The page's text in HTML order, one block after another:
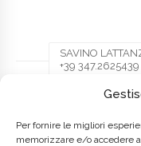
Per fornire le migliori
memorizzare e/o accedere
SAVINO
+39 347.2625439
Facebook